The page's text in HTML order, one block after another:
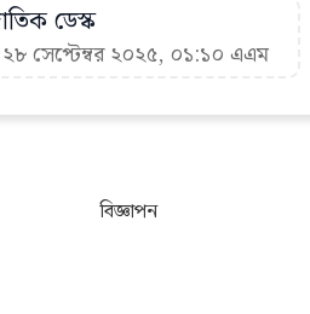
ডেস্ক
সেপ্টেম্বর ২০২৫, ০১:১০ এএম
বিজ্ঞাপন